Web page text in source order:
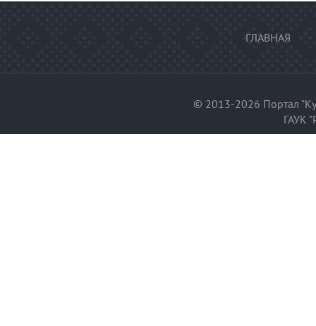
ГЛАВНАЯ
© 2013-2026 Портал
ГАУК